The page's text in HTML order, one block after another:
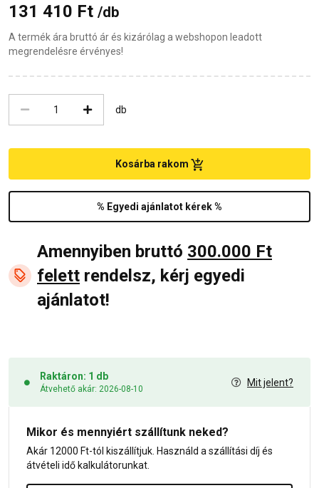
131 410 Ft /db
A termék ára bruttó ár és kizárólag a webshopon leadott
megrendelésre érvényes!
db
% Egyedi ajánlatot kérek %
Kosárba rakom
Amennyiben bruttó 300.000 Ft
felett rendelsz, kérj egyedi
ajánlatot!
Raktáron: 1 db
Átvehető akár: 2026-08-10
Mit jelent?
Mikor és mennyiért szállítunk neked?
Akár 12000 Ft-tól kiszállítjuk. Használd a szállítási díj és
átvételi idő kalkulátorunkat.